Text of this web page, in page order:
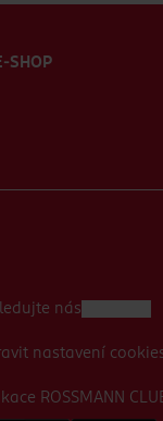
SHOP
ROSSMANN
nás
nastavení